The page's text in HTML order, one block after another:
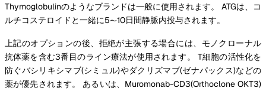
Thymoglobulinのようなブランドは一般に使用されます。 ATGは、コ
ルチコステロイドと一緒に5〜10日間静脈内投与されます。
上記のオプションの後、拒絶が主張する場合には、モノクローナル
抗体薬を含む3番目のライン療法が使用されます。 T細胞の活性化を
防ぐバシリキシマブ(シミュル)やダクリズマブ(ゼナパックス)などの
薬が優先されます。 あるいは、Muromonab-CD3(Orthoclone OKT3)